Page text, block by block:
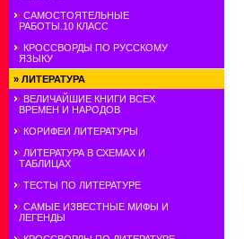
САМОСТОЯТЕЛЬНЫЕ
РАБОТЫ.10 КЛАСС
КРОССВОРДЫ ПО РУССКОМУ
ЯЗЫКУ
» ЛИТЕРАТУРА
ВЕЛИЧАЙШИЕ КНИГИ ВСЕХ
ВРЕМЕН И НАРОДОВ
КОРИФЕИ ЛИТЕРАТУРЫ
ЛИТЕРАТУРА В СХЕМАХ И
ТАБЛИЦАХ
ТЕСТЫ ПО ЛИТЕРАТУРЕ
САМЫЕ ИЗВЕСТНЫЕ МИФЫ И
ЛЕГЕНДЫ